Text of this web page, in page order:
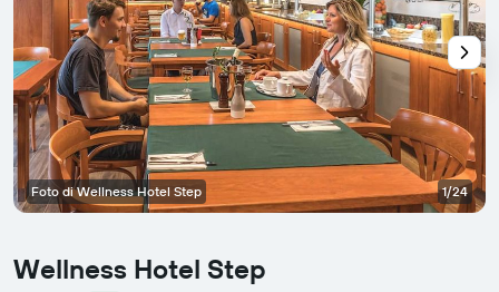
Wellness Hotel Step
Foto di Wellness Hotel Step 1/24